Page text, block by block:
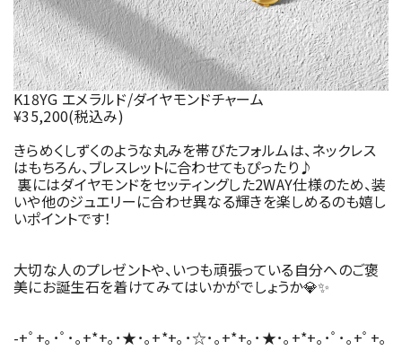
K18YG エメラルド/ダイヤモンドチャーム
¥35,200(税込み)
きらめくしずくのような丸みを帯びたフォルムは、ネックレス
はもちろん、ブレスレットに合わせてもぴったり♪
裏にはダイヤモンドをセッティングした2WAY仕様のため、装
いや他のジュエリーに合わせ異なる輝きを楽しめるのも嬉し
いポイントです！
大切な人のプレゼントや、いつも頑張っている自分へのご褒
美にお誕生石を着けてみてはいかがでしょうか💎✨
-+ﾟ+｡･ﾟ･｡+*+｡･★･｡+*+｡･☆･｡+*+｡･★･｡+*+｡･ﾟ･｡+ﾟ+｡